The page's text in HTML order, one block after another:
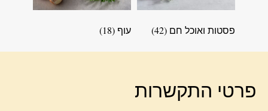
פסטות ואוכל חם (42) עוף (18)
פרטי התקשרות